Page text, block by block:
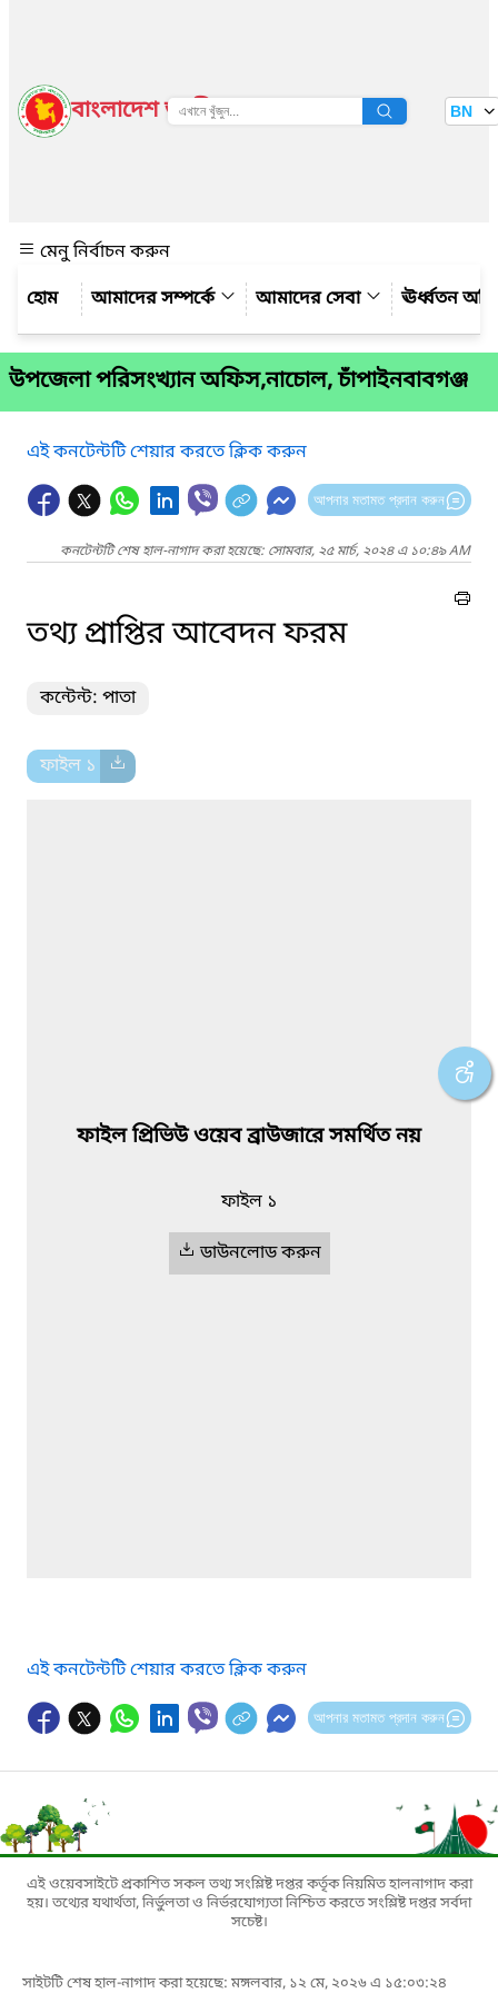
বাংলাদেশ জাতীয় তথ্য বাতায়ন BN
মেনু নির্বাচন করুন
আমাদের সম্পর্কে
আমাদের সেবা ঊর্ধ্বতন
উপজেলা পরিসংখ্যান অফিস,নাচোল, চাঁপাইনবাবগঞ্জ
এই কনটেন্টটি শেয়ার করতে ক্লিক করুন
আপনার মতামত প্রদান করুন
কনটেন্টটি শেষ হাল-নাগাদ করা হয়েছে: সোমবার, ২৫ মার্চ, ২০২৪ এ ১০:৪৯ AM
তথ্য প্রাপ্তির আবেদন ফরম
কন্টেন্ট: পাতা
ফাইল ১
ফাইল প্রিভিউ ওয়েব ব্রাউজারে সমর্থিত নয়
ফাইল ১
ডাউনলোড করুন
এই কনটেন্টটি শেয়ার করতে ক্লিক করুন
আপনার মতামত প্রদান করুন
এই ওয়েবসাইটে প্রকাশিত সকল তথ্য সংশ্লিষ্ট দপ্তর কর্তৃক নিয়মিত হালনাগাদ করা
হয়। তথ্যের যথার্থতা, নির্ভুলতা ও নির্ভরযোগ্যতা নিশ্চিত করতে সংশ্লিষ্ট দপ্তর সর্বদা
সচেষ্ট।
সাইটটি শেষ হাল-নাগাদ করা হয়েছে: মঙ্গলবার, ১২ মে, ২০২৬ এ ১৫:০৩:২৪